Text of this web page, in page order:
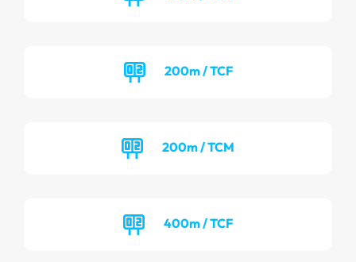
200m / TCF
200m / TCM
400m / TCF